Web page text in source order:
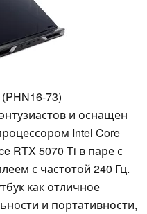
73)
и оснащен
Intel Core
RTX 5070 Ti в паре с
с частотой 240 Гц.
как отличное
и портативности,